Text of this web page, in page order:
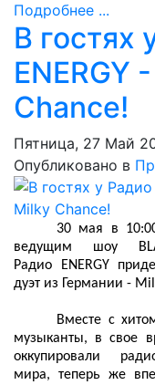
Подробнее ...
В гостях
ENERGY
Chance!
Пятница, 27 Май
Опубликовано в
30 мая в
ведущим шоу
Радио
ENERGY
дуэт из Германии -
Вместе с
музыканты, в свое
оккупировали
мира, теперь же